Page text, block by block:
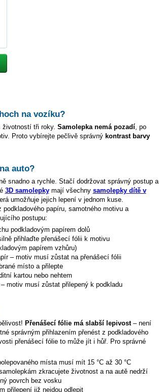
hoch na vozíku?
životností tři roky. Samolepka nemá pozadí, po
Proto vybírejte pečlivě správný kontrast barvy
auto?
snadno a rychle. Stačí dodržovat správný postup a
3D samolepkymají všechny samolepky dítě v
umožňuje jejich lepení v jednom kuse.
podkladového papíru, samotného motivu a
postupu:
podkladovým papírem dolů
přihlaďte přenášecí fólii k motivu
papírem vzhůru)
– motiv musí zůstat na přenášecí fólii
místo a přilepte
kartou nebo nehtem
motiv musí zůstat přilepený k podkladu
Přenášecí fólie má slabší lepivost– není
správným přihlazením přenést z podkladového
přenášecí fólie to může jít i hůř. Pro správné
místa musí mít 15 °C až 30 °C
zkracujete životnost a na autě nedrží
povrch bez vosku
přilepení již nejdou odlepit